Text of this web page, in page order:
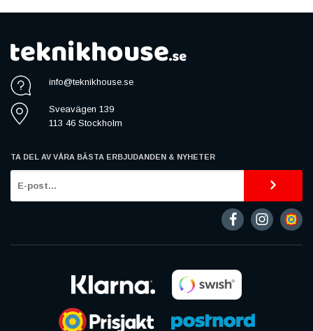
info@teknikhouse.se
Sveavägen 139
113 46 Stockholm
TA DEL AV VÅRA BÄSTA ERBJUDANDEN & NYHETER